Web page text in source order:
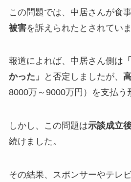
この問題では、中居さんが食
被害を訴えられたとされていま
報道によれば、中居さん側は
かった」
と否定しましたが、
8000万～9000万円）を支払う
しかし、この問題は示談成立
続けました。
その結果、スポンサーやテレ